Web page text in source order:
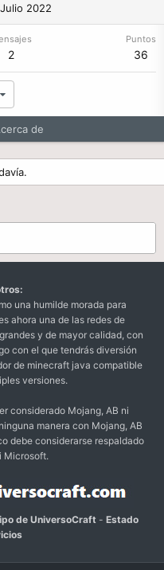
2022
2
Puntos
36
de
una humilde morada para
ahora una de las redes de
y de mayor calidad, con
con el que tendrás diversión
de minecraft java compatible
versiones.
considerado Mojang, AB ni
manera con Mojang, AB
debe considerarse respaldado
Microsoft.
de UniversoCraft - Estado